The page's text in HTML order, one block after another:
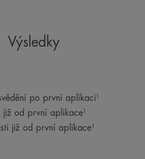
Výsledky
po první aplikaci¹
od první aplikace¹
již od první aplikace¹